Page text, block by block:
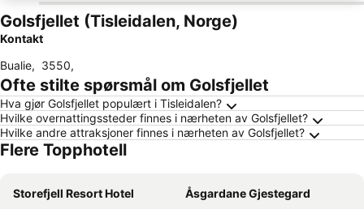
Golsfjellet (Tisleidalen, Norge)
Kontakt
Bualie, 3550,
Ofte stilte spørsmål om Golsfjellet
Hva gjør Golsfjellet populært i Tisleidalen?
Hvilke overnattingssteder finnes i nærheten av Golsfjellet?
Hvilke andre attraksjoner finnes i nærheten av Golsfjellet?
Flere Topphotell
Storefjell Resort Hotel
Åsgardane Gjestegard